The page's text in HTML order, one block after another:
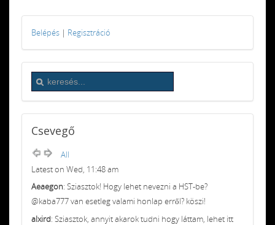
Belépés | Regisztráció
Csevegő
All
Latest on Wed, 11:48 am
Aeaegon: Sziasztok! Hogy lehet nevezni a HST-be?
@kaba777 van esetleg valami honlap erről? köszi!
alxird: Sziasztok, annyit akarok tudni hogy láttam, lehet itt